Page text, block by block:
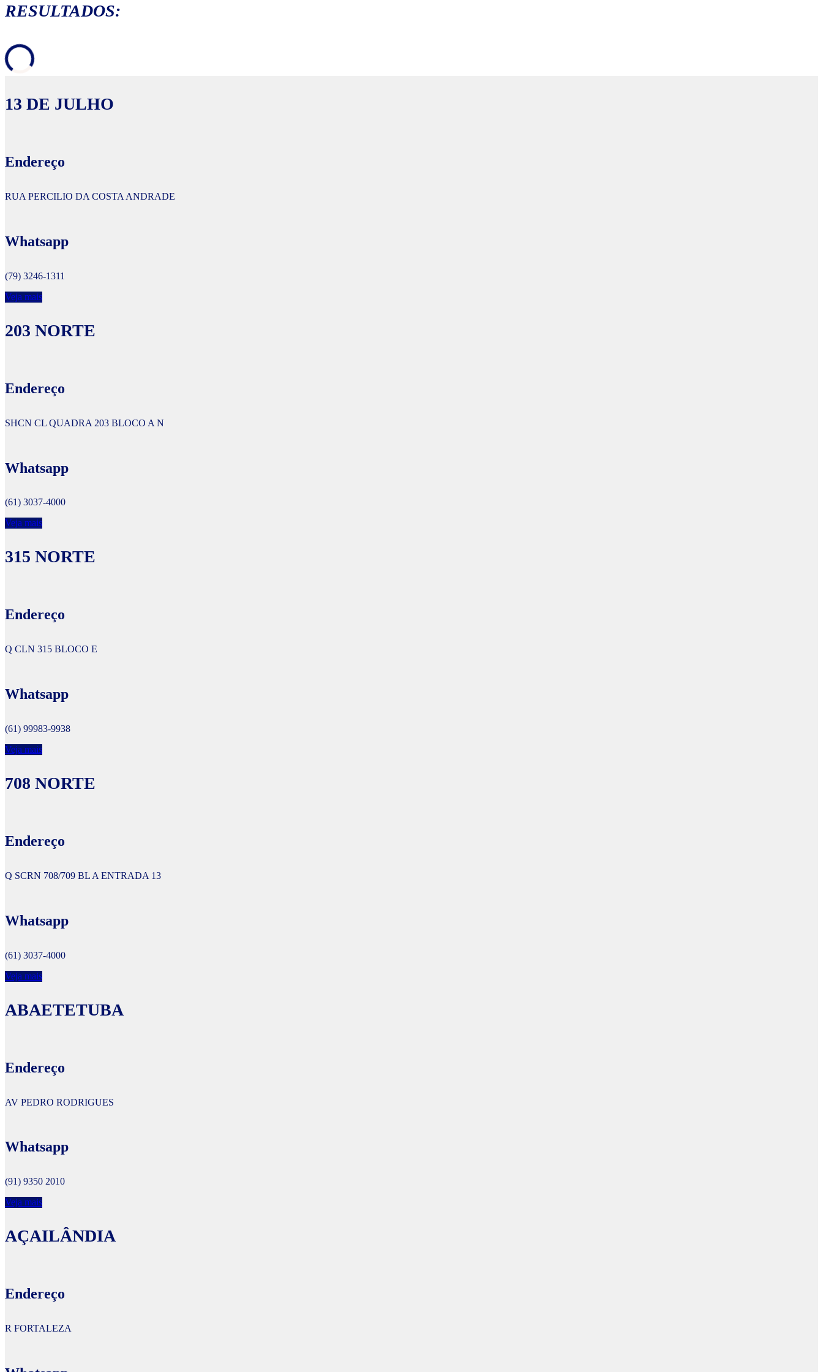
RESULTADOS:
13 DE JULHO
Endereço
RUA PERCILIO DA COSTA ANDRADE
Whatsapp
(79) 3246-1311
Veja mais
203 NORTE
Endereço
SHCN CL QUADRA 203 BLOCO A N
Whatsapp
(61) 3037-4000
Veja mais
315 NORTE
Endereço
Q CLN 315 BLOCO E
Whatsapp
(61) 99983-9938
Veja mais
708 NORTE
Endereço
Q SCRN 708/709 BL A ENTRADA 13
Whatsapp
(61) 3037-4000
Veja mais
ABAETETUBA
Endereço
AV PEDRO RODRIGUES
Whatsapp
(91) 9350 2010
Veja mais
AÇAILÂNDIA
Endereço
R FORTALEZA